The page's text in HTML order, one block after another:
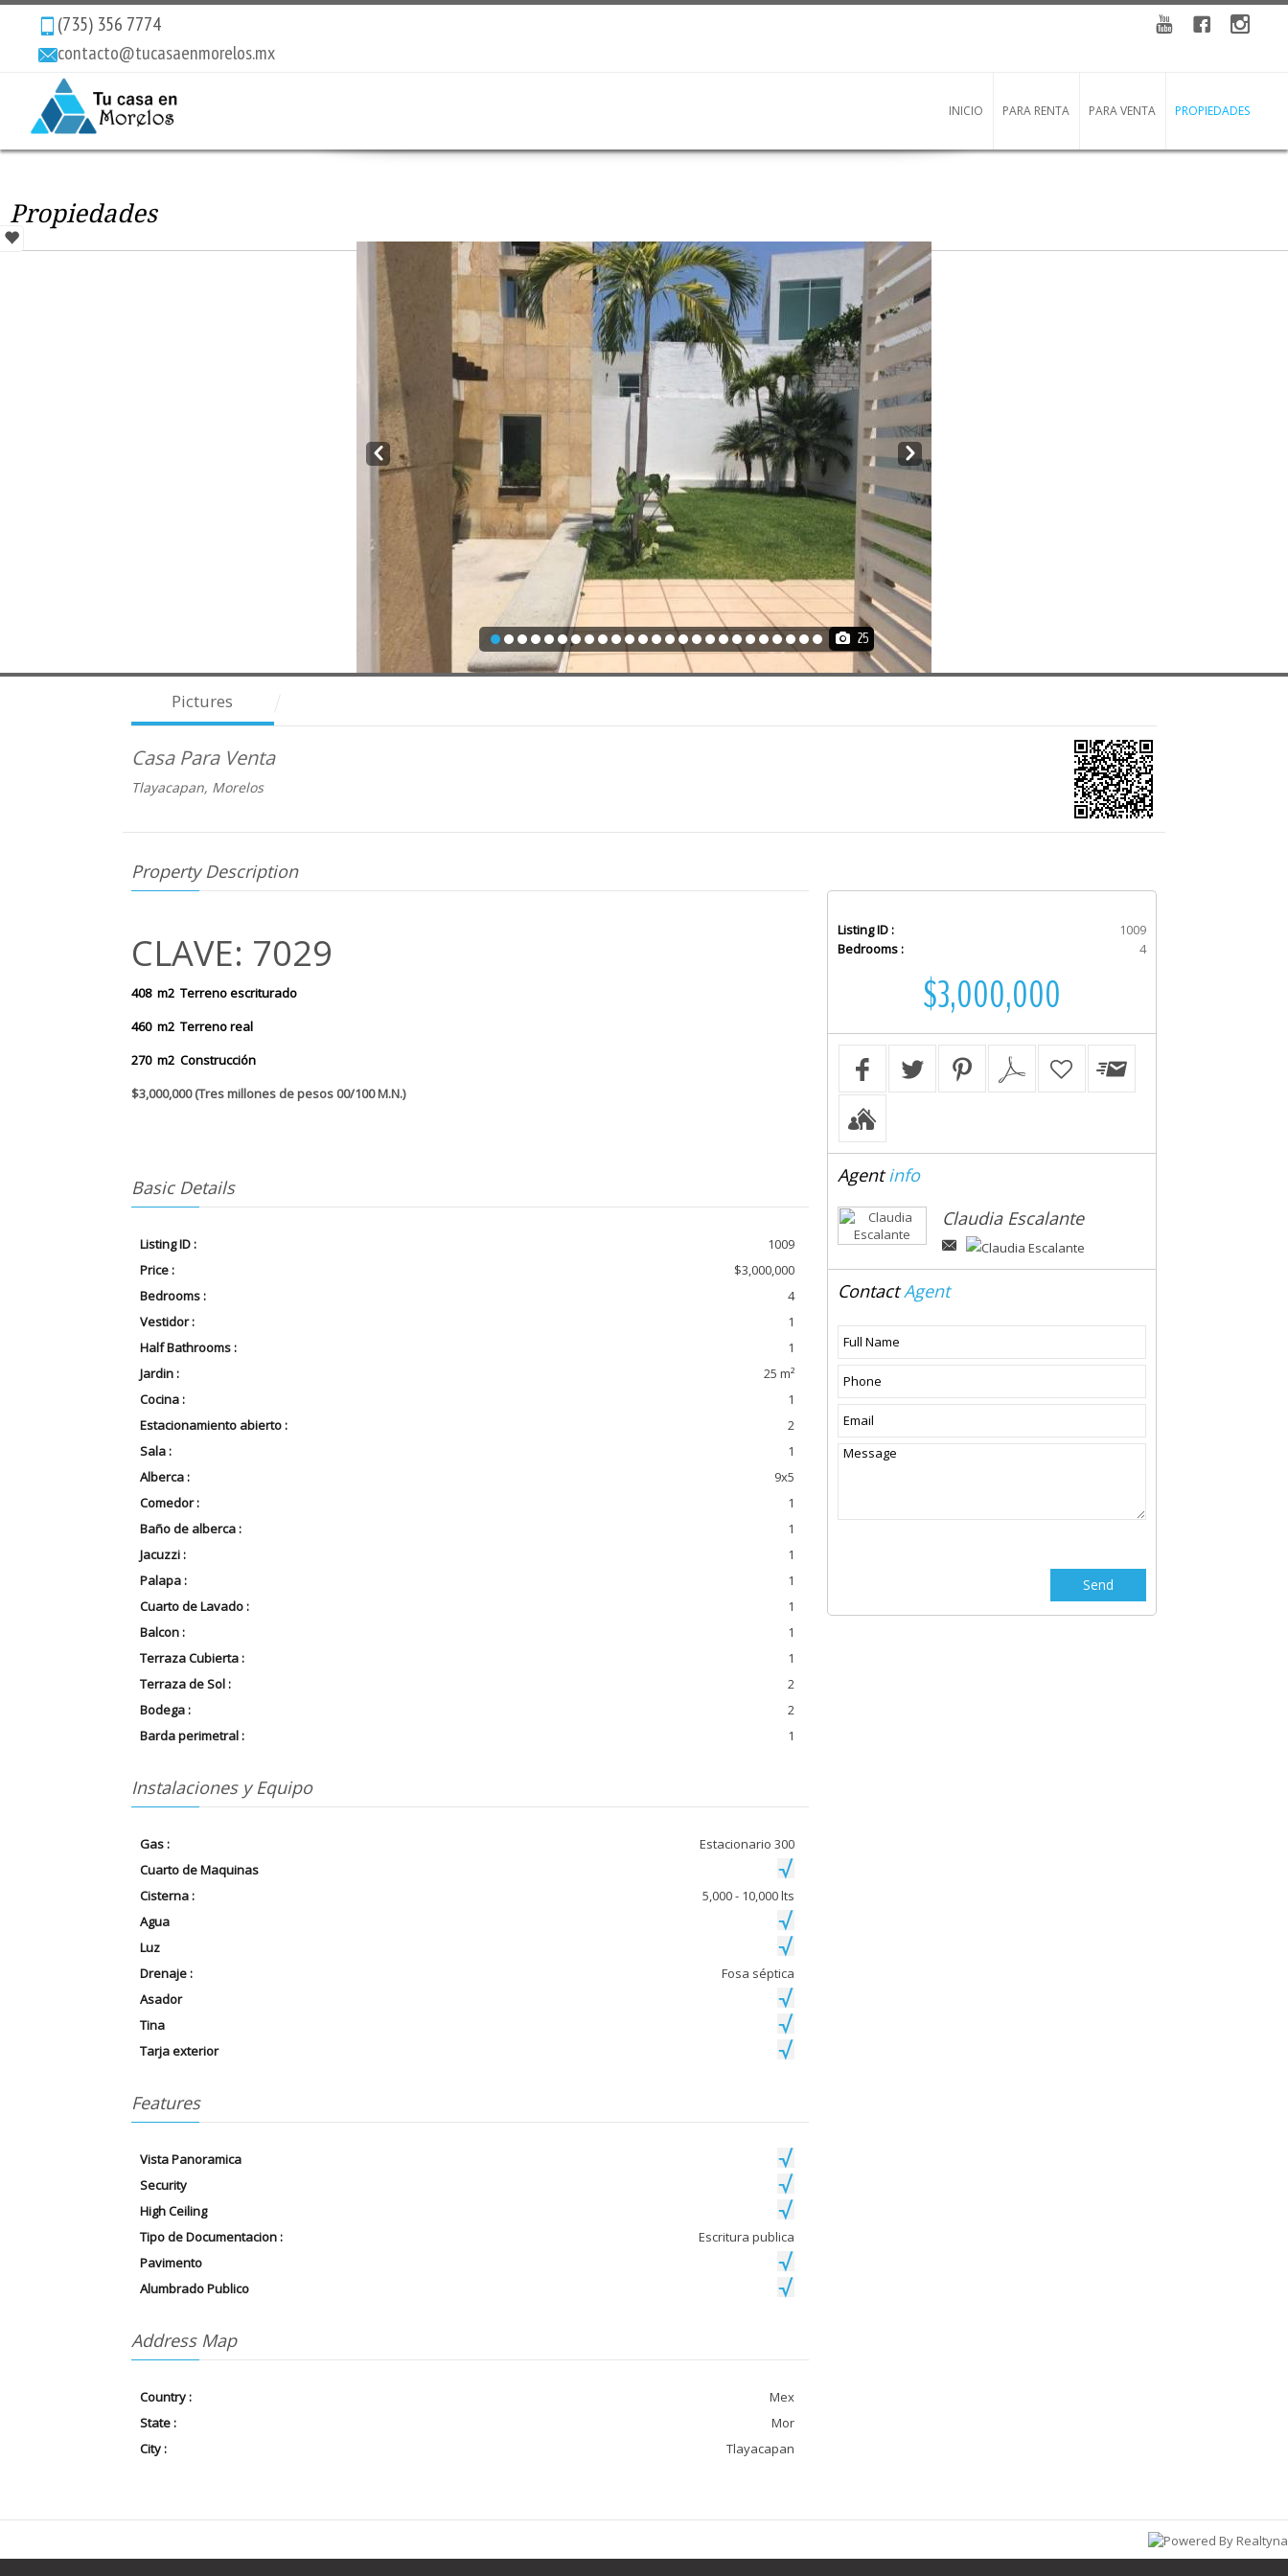
(735) 356 7774
contacto@tucasaenmorelos.mx
INICIO PARA RENTA PARA VENTA PROPIEDADES
Propiedades
Prev Next
25
Pictures
Casa Para Venta
Tlayacapan, Morelos
Property Description
CLAVE: 7029
408 m2 Terreno escriturado
460 m2 Terreno real
270 m2 Construcción
$3,000,000 (Tres millones de pesos 00/100 M.N.)
Basic Details
Listing ID :
1009
Price :
$3,000,000
Bedrooms :
4
Vestidor :
1
Half Bathrooms :
1
Jardin :
25 m²
Cocina :
1
Estacionamiento abierto :
2
Sala :
1
Alberca :
9x5
Comedor :
1
Baño de alberca :
1
Jacuzzi :
1
Palapa :
1
Cuarto de Lavado :
1
Balcon :
1
Terraza Cubierta :
1
Terraza de Sol :
2
Bodega :
2
Barda perimetral :
1
Instalaciones y Equipo
Gas :
Estacionario 300
Cuarto de Maquinas
Cisterna :
5,000 - 10,000 lts
Agua
Luz
Drenaje :
Fosa séptica
Asador
Tina
Tarja exterior
Features
Vista Panoramica
Security
High Ceiling
Tipo de Documentacion :
Escritura publica
Pavimento
Alumbrado Publico
Address Map
Country :
Mex
State :
Mor
City :
Tlayacapan
Listing ID :
1009
Bedrooms :
4
$3,000,000
Agentinfo
Claudia Escalante
ContactAgent